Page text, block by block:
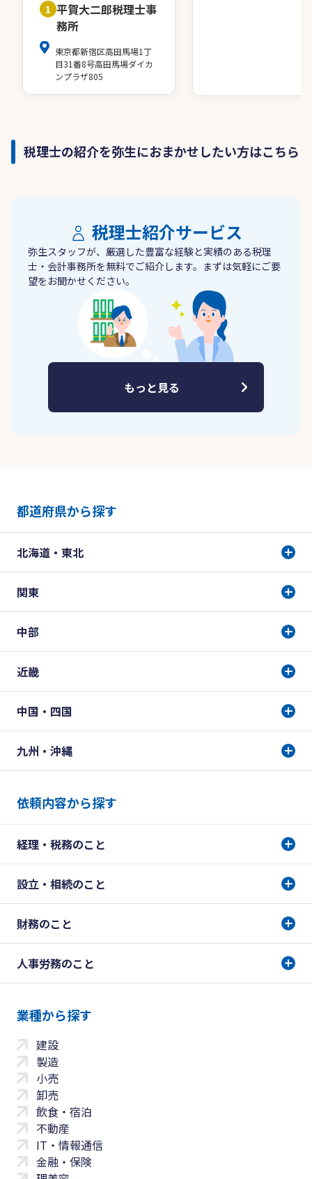
1 平賀大二郎税理士事
務所
東京都新宿区高田馬場1丁
目31番8号高田馬場ダイカ
ンプラザ805
税理士の紹介を弥生におまかせしたい方はこちら
税理士紹介サービス
弥生スタッフが、厳選した豊富な経験と実績のある税理
士・会計事務所を無料でご紹介します。まずは気軽にご要
望をお聞かせください。
もっと見る
都道府県から探す
北海道・東北
関東
中部
近畿
中国・四国
九州・沖縄
依頼内容から探す
経理・税務のこと
設立・相続のこと
財務のこと
人事労務のこと
業種から探す
建設
製造
小売
卸売
飲食・宿泊
不動産
IT・情報通信
金融・保険